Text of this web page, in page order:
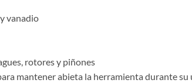
vanadio
rotores y piñones
mantener abieta la herramienta durante su